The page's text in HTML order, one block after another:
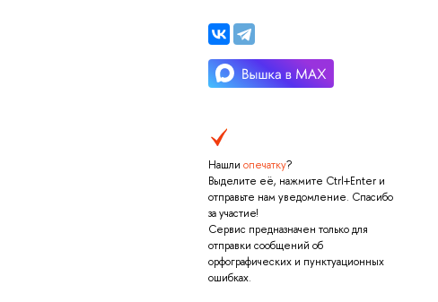
Нашли опечатку?
Выделите её, нажмите Ctrl+Enter и
отправьте нам уведомление. Спасибо
за участие!
Сервис предназначен только для
отправки сообщений об
орфографических и пунктуационных
ошибках.